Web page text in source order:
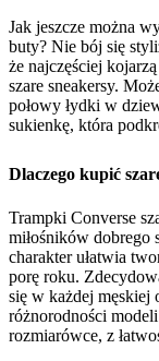
Jak jeszcze można
buty? Nie bój się
że najczęściej
szare sneakersy.
połowy łydki w
sukienkę, która
Dlaczego kupić
Trampki Converse
miłośników dobrego
charakter ułatwia
porę roku.
się w każdej męskiej
różnorodności
rozmiarówce, z